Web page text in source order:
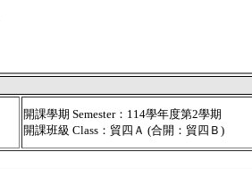
開課學期 Semester：114學年度第2學期
開課班級 Class：貿四Ａ (合開：貿四Ｂ)